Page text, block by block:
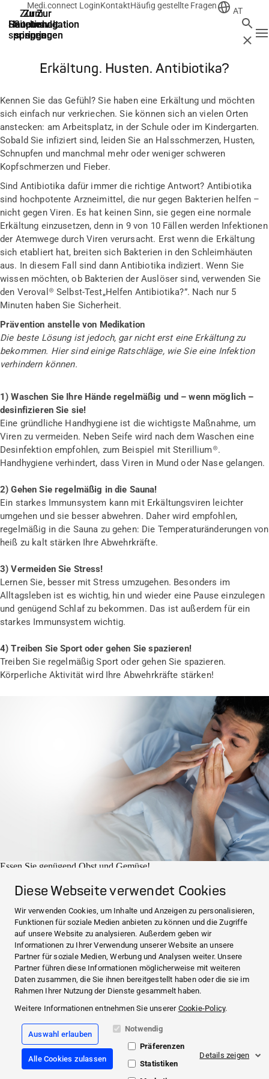
Diese Webseite verwendet Cookies
Wir verwenden Cookies, um Inhalte und Anzeigen zu personalisieren,
Funktionen für soziale Medien anbieten zu können und die Zugriffe
auf unsere Website zu analysieren. Außerdem geben wir
Informationen zu Ihrer Verwendung unserer Website an unsere
Partner für soziale Medien, Werbung und Analysen weiter. Unsere
Partner führen diese Informationen möglicherweise mit weiteren
Daten zusammen, die Sie ihnen bereitgestellt haben oder die sie im
Rahmen Ihrer Nutzung der Dienste gesammelt haben.
Weitere Informationen entnehmen Sie unserer Cookie-Policy.
Auswahl erlauben
Alle Cookies zulassen
Notwendig
Präferenzen
Statistiken
Details zeigen
Zur
Suche
springen
Zur
Hauptnavigation
springen
Zur
Hauptnavigation
springen
Zum
Hauptinhalt
springen
Zum
Seitenende
springen
Medi.connect LoginKontaktHäufig gestellte Fragen
AT
Suche
Erkältung. Husten. Antibiotika?
Kennen Sie das Gefühl? Sie haben eine Erkältung und möchten
sich einfach nur verkriechen. Sie können sich an vielen Orten
anstecken: am Arbeitsplatz, in der Schule oder im Kindergarten.
Sobald Sie infiziert sind, leiden Sie an Halsschmerzen, Husten,
Schnupfen und manchmal mehr oder weniger schweren
Kopfschmerzen und Fieber.
Sind Antibiotika dafür immer die richtige Antwort? Antibiotika
sind hochpotente Arzneimittel, die nur gegen Bakterien helfen –
nicht gegen Viren. Es hat keinen Sinn, sie gegen eine normale
Erkältung einzusetzen, denn in 9 von 10 Fällen werden Infektionen
der Atemwege durch Viren verursacht. Erst wenn die Erkältung
sich etabliert hat, breiten sich Bakterien in den Schleimhäuten
aus. In diesem Fall sind dann Antibiotika indiziert. Wenn Sie
wissen möchten, ob Bakterien der Auslöser sind, verwenden Sie
den Veroval® Selbst-Test„Helfen Antibiotika?”. Nach nur 5
Minuten haben Sie Sicherheit.
Prävention anstelle von Medikation
Die beste Lösung ist jedoch, gar nicht erst eine Erkältung zu
bekommen. Hier sind einige Ratschläge, wie Sie eine Infektion
verhindern können.
1) Waschen Sie Ihre Hände regelmäßig und – wenn möglich –
desinfizieren Sie sie!
Eine gründliche Handhygiene ist die wichtigste Maßnahme, um
Viren zu vermeiden. Neben Seife wird nach dem Waschen eine
Desinfektion empfohlen, zum Beispiel mit Sterillium®.
Handhygiene verhindert, dass Viren in Mund oder Nase gelangen.
2) Gehen Sie regelmäßig in die Sauna!
Ein starkes Immunsystem kann mit Erkältungsviren leichter
umgehen und sie besser abwehren. Daher wird empfohlen,
regelmäßig in die Sauna zu gehen: Die Temperaturänderungen von
heiß zu kalt stärken Ihre Abwehrkräfte.
3) Vermeiden Sie Stress!
Lernen Sie, besser mit Stress umzugehen. Besonders im
Alltagsleben ist es wichtig, hin und wieder eine Pause einzulegen
und genügend Schlaf zu bekommen. Das ist außerdem für ein
starkes Immunsystem wichtig.
4) Treiben Sie Sport oder gehen Sie spazieren!
Treiben Sie regelmäßig Sport oder gehen Sie spazieren.
Körperliche Aktivität wird Ihre Abwehrkräfte stärken!
Essen Sie genügend Obst und Gemüse!
Immunsystem benötigt sekundäre Pflanzenstoffe, Vitamine
und Spurenelemente.
ÜBER HARTMANN
HARTMANN Österreich
KONTAKT & MEHR
Medi.connect Login
Kontakt
Häufig gestellte Fragen
ÜBER HARTMANN
KONTAKT & MEHR
Facebook
YouTube
Rechtliches
Datenschutz